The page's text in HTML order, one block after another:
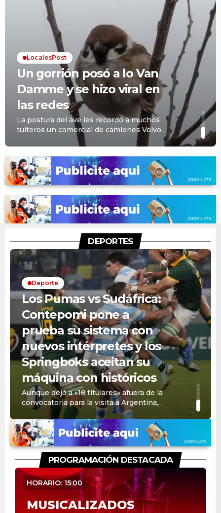
vive al
límite y
sobrevivió
cinco
infartos
está
«inspirada»
en otra de
una banda
argentina
LocalesPost
Un gorrión posó a lo Van
Damme y se hizo viral en
las redes
La postura del ave les recordó a muchos
tuiteros un comercial de camiones Volvo
protagonizado por la estrella de
Hollywood. Lástima que el pajarito no
cobró un centavo.
DEPORTES
Deporte
Los Pumas vs Sudáfrica:
Contepomi pone a
prueba su sistema con
nuevos intérpretes y los
Springboks aceitan su
máquina con históricos
Aunque dejó a «18 titulares» afuera de la
convocatoria para la visita a Argentina,
el plantel sudafricano está cargado de
figuras. La Albiceleste buscará, más allá
de los nombres propios, ampliar la
base de convocables.
PROGRAMACIÓN DESTACADA
MUSICALIZADOS
HORARIO: 15:00